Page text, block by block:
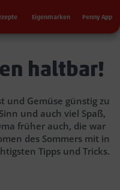
Eigenmarken Penny App
haltbar!
und Gemüse günstig zu
und auch viel Spaß,
früher auch, die war
des Sommers mit in
Tipps und Tricks.